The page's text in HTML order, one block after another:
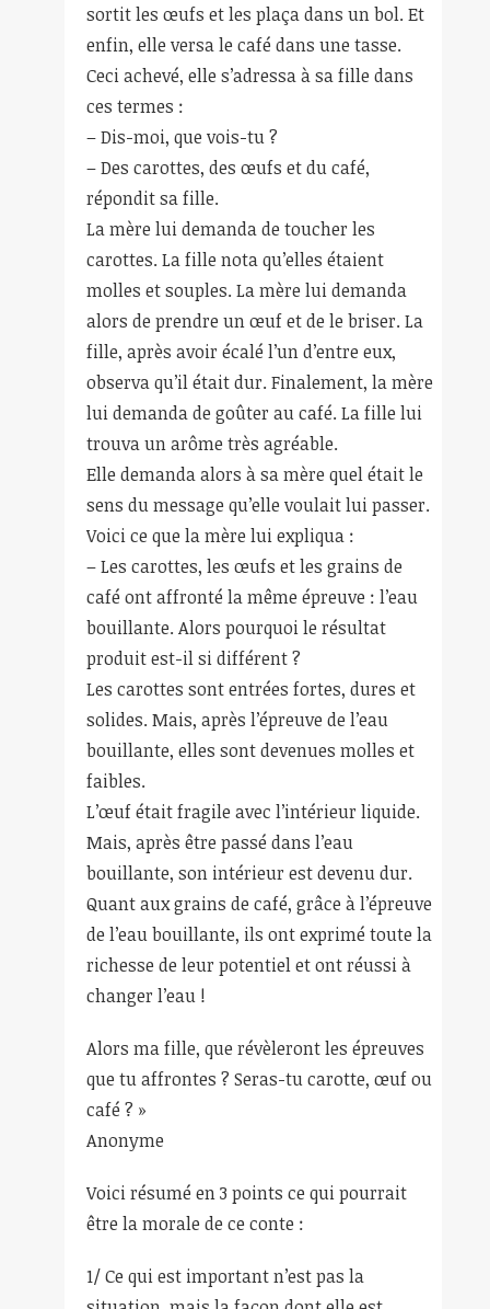
sortit les œufs et les plaça dans un bol. Et
enfin, elle versa le café dans une tasse.
Ceci achevé, elle s’adressa à sa fille dans
ces termes :
– Dis-moi, que vois-tu ?
– Des carottes, des œufs et du café,
répondit sa fille.
La mère lui demanda de toucher les
carottes. La fille nota qu’elles étaient
molles et souples. La mère lui demanda
alors de prendre un œuf et de le briser. La
fille, après avoir écalé l’un d’entre eux,
observa qu’il était dur. Finalement, la mère
lui demanda de goûter au café. La fille lui
trouva un arôme très agréable.
Elle demanda alors à sa mère quel était le
sens du message qu’elle voulait lui passer.
Voici ce que la mère lui expliqua :
– Les carottes, les œufs et les grains de
café ont affronté la même épreuve : l’eau
bouillante. Alors pourquoi le résultat
produit est-il si différent ?
Les carottes sont entrées fortes, dures et
solides. Mais, après l’épreuve de l’eau
bouillante, elles sont devenues molles et
faibles.
L’œuf était fragile avec l’intérieur liquide.
Mais, après être passé dans l’eau
bouillante, son intérieur est devenu dur.
Quant aux grains de café, grâce à l’épreuve
de l’eau bouillante, ils ont exprimé toute la
richesse de leur potentiel et ont réussi à
changer l’eau !
Alors ma fille, que révèleront les épreuves
que tu affrontes ? Seras-tu carotte, œuf ou
café ? »
Anonyme
Voici résumé en 3 points ce qui pourrait
être la morale de ce conte :
1/ Ce qui est important n’est pas la